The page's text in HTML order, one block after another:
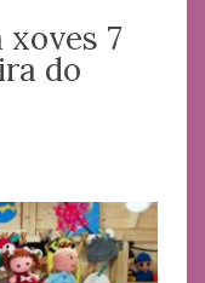
xoves 7
do